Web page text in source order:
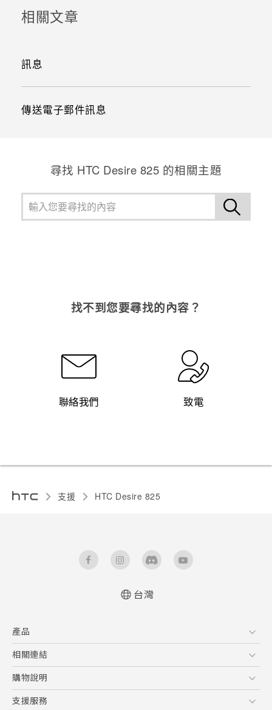
相關文章
訊息
傳送電子郵件訊息
尋找 HTC Desire 825 的相關主題
找不到您要尋找的內容？
聯絡我們 致電
支援 HTC Desire 825‎
台灣
產品
5G
智慧型手機
配件
相關連結
HTC Research
購物說明
購物須知
支援服務